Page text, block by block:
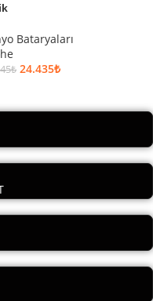
Bataryaları
₺ 24.435₺